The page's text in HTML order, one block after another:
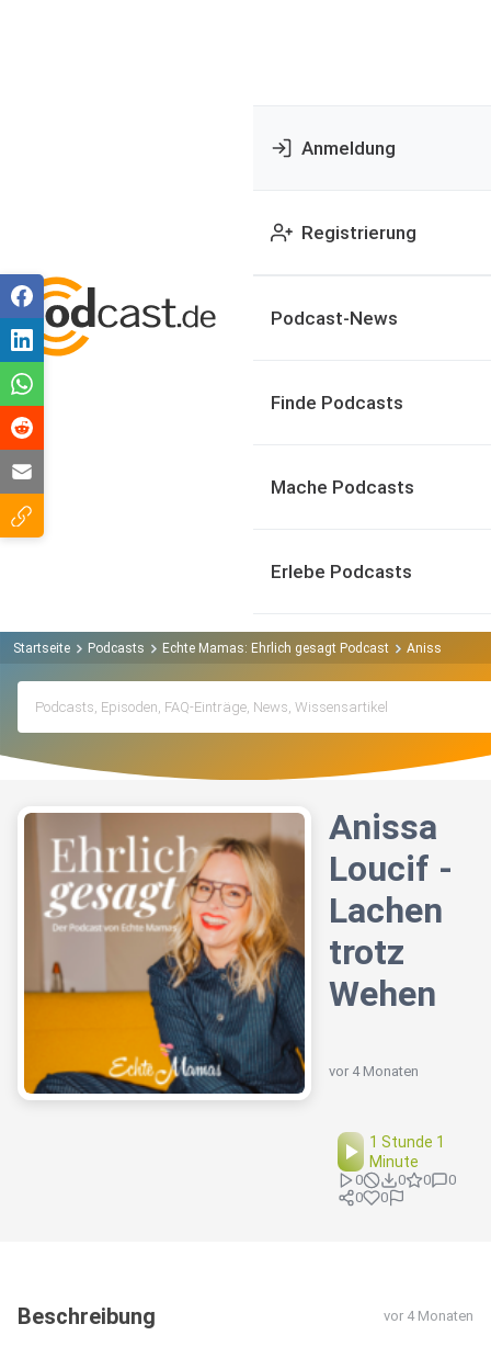
Anmeldung
Registrierung
Podcast-News
Finde Podcasts
Mache Podcasts
Erlebe Podcasts
Startseite Podcasts Echte Mamas: Ehrlich gesagt Podcast Anissa Loucif
Anissa
Loucif -
Lachen
trotz
Wehen
vor 4 Monaten
1 Stunde 1
Minute
0 0 0
0
0
0
Beschreibung vor 4 Monaten